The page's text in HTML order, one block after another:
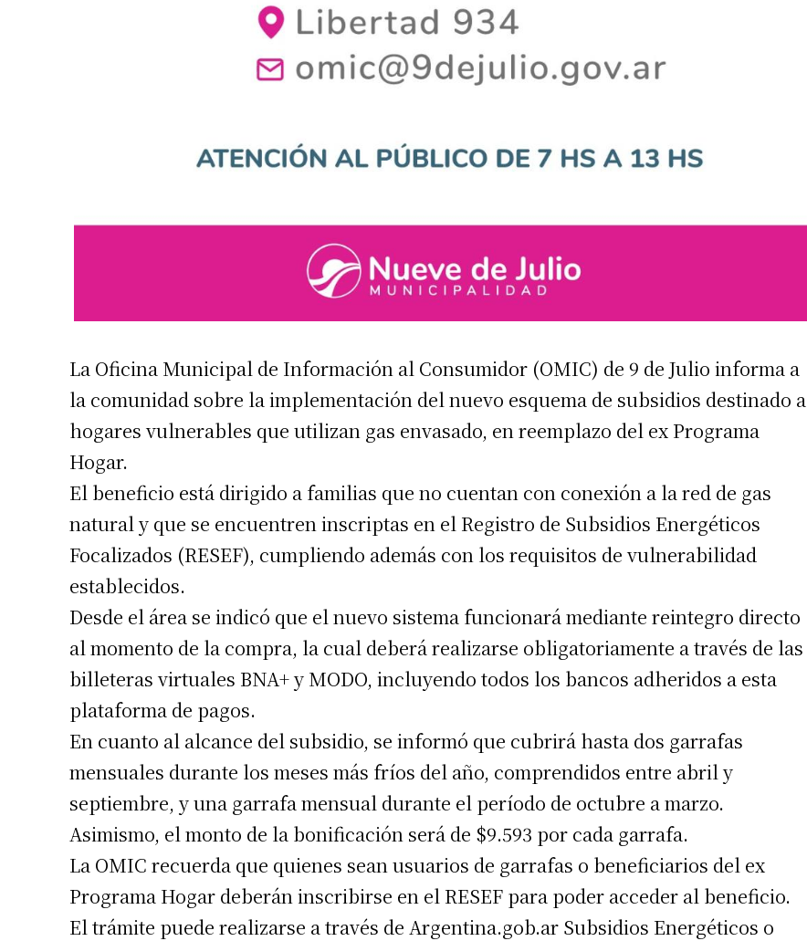
Suscribirme gratis
Dirección de correo electrónico*
Nombre
Apellidos
Número de teléfono
La Oficina Municipal de Información al Consumidor (OMIC) de 9 de Julio informa a
la comunidad sobre la implementación del nuevo esquema de subsidios destinado a
hogares vulnerables que utilizan gas envasado, en reemplazo del ex Programa
Hogar.
El beneficio está dirigido a familias que no cuentan con conexión a la red de gas
natural y que se encuentren inscriptas en el Registro de Subsidios Energéticos
Focalizados (RESEF), cumpliendo además con los requisitos de vulnerabilidad
establecidos.
Desde el área se indicó que el nuevo sistema funcionará mediante reintegro directo
al momento de la compra, la cual deberá realizarse obligatoriamente a través de las
billeteras virtuales BNA+ y MODO, incluyendo todos los bancos adheridos a esta
plataforma de pagos.
En cuanto al alcance del subsidio, se informó que cubrirá hasta dos garrafas
mensuales durante los meses más fríos del año, comprendidos entre abril y
septiembre, y una garrafa mensual durante el período de octubre a marzo.
Asimismo, el monto de la bonificación será de $9.593 por cada garrafa.
La OMIC recuerda que quienes sean usuarios de garrafas o beneficiarios del ex
Programa Hogar deberán inscribirse en el RESEF para poder acceder al beneficio.
El trámite puede realizarse a través de Argentina.gob.ar Subsidios Energéticos o